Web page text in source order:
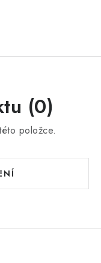
(0)
položce.